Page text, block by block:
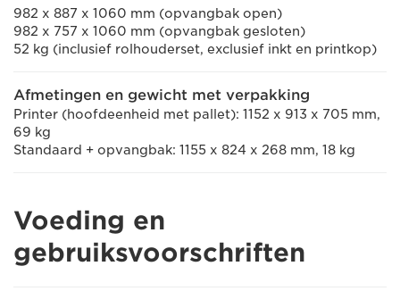
982 x 887 x 1060 mm (opvangbak open)
982 x 757 x 1060 mm (opvangbak gesloten)
52 kg (inclusief rolhouderset, exclusief inkt en printkop)
Afmetingen en gewicht met verpakking
Printer (hoofdeenheid met pallet): 1152 x 913 x 705 mm,
69 kg
Standaard + opvangbak: 1155 x 824 x 268 mm, 18 kg
Voeding en
gebruiksvoorschriften